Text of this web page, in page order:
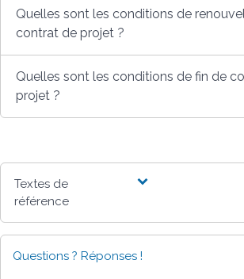
Quelles sont les conditions de
contrat de projet ?
Quelles sont les conditions de fin de
projet ?
Textes de
référence
Questions ? Réponses !